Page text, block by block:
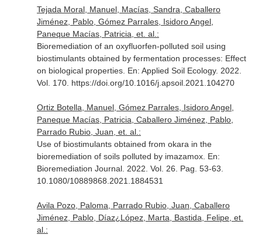
Tejada Moral, Manuel, Macías, Sandra, Caballero
Jiménez, Pablo, Gómez Parrales, Isidoro Angel,
Paneque Macías, Patricia, et. al.:
Bioremediation of an oxyfluorfen-polluted soil using
biostimulants obtained by fermentation processes: Effect
on biological properties. En: Applied Soil Ecology. 2022.
Vol. 170. https://doi.org/10.1016/j.apsoil.2021.104270
Ortiz Botella, Manuel, Gómez Parrales, Isidoro Angel,
Paneque Macías, Patricia, Caballero Jiménez, Pablo,
Parrado Rubio, Juan, et. al.:
Use of biostimulants obtained from okara in the
bioremediation of soils polluted by imazamox. En:
Bioremediation Journal. 2022. Vol. 26. Pag. 53-63.
10.1080/10889868.2021.1884531
Avila Pozo, Paloma, Parrado Rubio, Juan, Caballero
Jiménez, Pablo, Díaz¿López, Marta, Bastida, Felipe, et.
al.: